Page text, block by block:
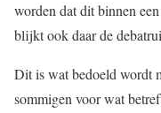
worden dat dit binnen
blijkt ook daar de
Dit is wat bedoeld wordt
sommigen voor wat